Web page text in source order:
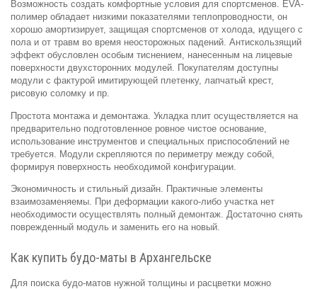
Возможность создать комфортные условия для спортсменов. EVA-
полимер обладает низкими показателями теплопроводности, он
хорошо амортизирует, защищая спортсменов от холода, идущего с
пола и от травм во время неосторожных падений. Антискользящий
эффект обусловлен особым тиснением, нанесенным на лицевые
поверхности двухсторонних модулей. Покупателям доступны
модули с фактурой имитирующей плетенку, лапчатый крест,
рисовую соломку и пр.
Простота монтажа и демонтажа. Укладка плит осуществляется на
предварительно подготовленное ровное чистое основание,
использование инструментов и специальных приспособлений не
требуется. Модули скрепляются по периметру между собой,
формируя поверхность необходимой конфигурации.
Экономичность и стильный дизайн. Практичные элементы
взаимозаменяемы. При деформации какого-либо участка нет
необходимости осуществлять полный демонтаж. Достаточно снять
поврежденный модуль и заменить его на новый.
Как купить будо-маты в Архангельске
Для поиска будо-матов нужной толщины и расцветки можно